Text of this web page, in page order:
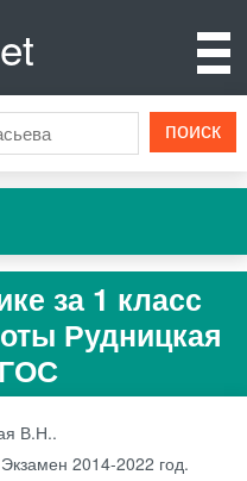
за 1 класс
Рудницкая
В.Н..
Экзамен 2014-2022 год.